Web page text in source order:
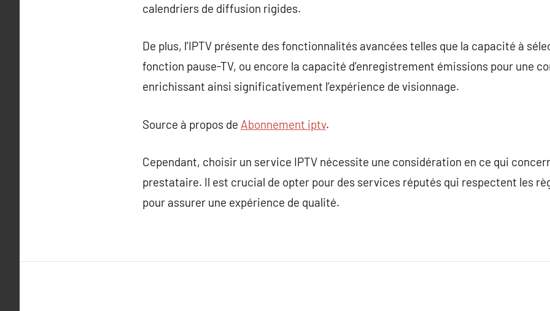
calendriers de diffusion rigides.
De plus, l’IPTV présente des fonctionnalités avancées telles que la capacité à
fonction pause-TV, ou encore la capacité d’enregistrement émissions pour une
enrichissant ainsi significativement l’expérience de visionnage.
Source à propos de Abonnement iptv.
Cependant, choisir un service IPTV nécessite une considération en ce qui
prestataire. Il est crucial de opter pour des services réputés qui respectent les
pour assurer une expérience de qualité.